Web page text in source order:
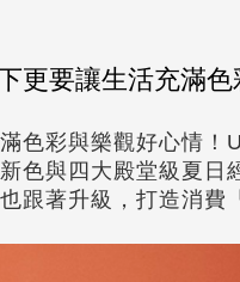
更要讓生活充滿
色彩與樂觀好心情
色與四大殿堂級夏
跟著升級，打造消費